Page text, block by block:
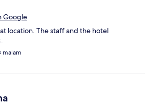
Google
location. The staff and the hotel
malam